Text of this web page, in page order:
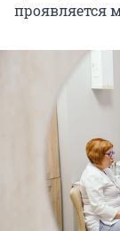
проявляется